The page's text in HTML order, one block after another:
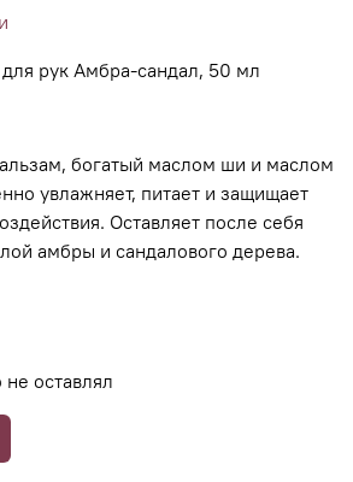
рук Амбра-сандал, 50 мл
богатый маслом ши и маслом
увлажняет, питает и защищает
Оставляет после себя
амбры и сандалового дерева.
оставлял